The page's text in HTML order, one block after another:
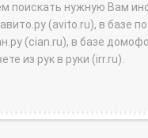
поискать нужную Вам
(avito.ru), в базе по
(cian.ru), в базе
из рук в руки (irr.ru).